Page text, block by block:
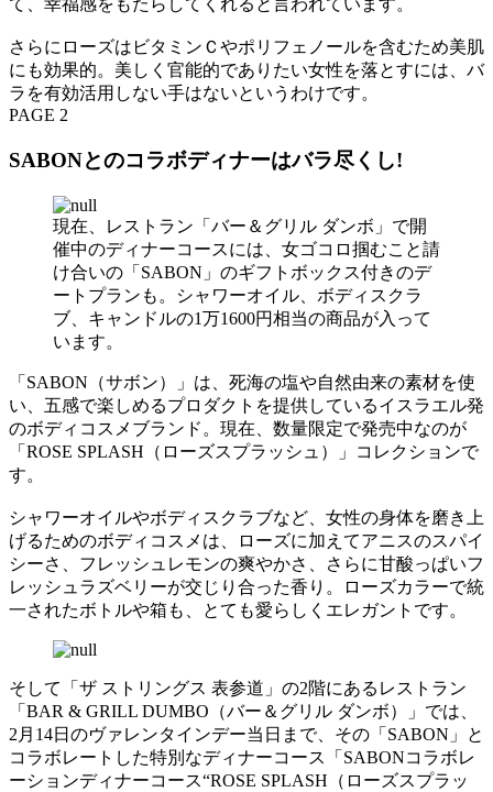
て、幸福感をもたらしてくれると言われています。
さらにローズはビタミンＣやポリフェノールを含むため美肌
にも効果的。美しく官能的でありたい女性を落とすには、バ
ラを有効活用しない手はないというわけです。
PAGE 2
SABONとのコラボディナーはバラ尽くし!
現在、レストラン「バー＆グリル ダンボ」で開
催中のディナーコースには、女ゴコロ掴むこと請
け合いの「SABON」のギフトボックス付きのデ
ートプランも。シャワーオイル、ボディスクラ
ブ、キャンドルの1万1600円相当の商品が入って
います。
「SABON（サボン）」は、死海の塩や自然由来の素材を使
い、五感で楽しめるプロダクトを提供しているイスラエル発
のボディコスメブランド。現在、数量限定で発売中なのが
「ROSE SPLASH（ローズスプラッシュ）」コレクションで
す。
シャワーオイルやボディスクラブなど、女性の身体を磨き上
げるためのボディコスメは、ローズに加えてアニスのスパイ
シーさ、フレッシュレモンの爽やかさ、さらに甘酸っぱいフ
レッシュラズベリーが交じり合った香り。ローズカラーで統
一されたボトルや箱も、とても愛らしくエレガントです。
そして「ザ ストリングス 表参道」の2階にあるレストラン
「BAR & GRILL DUMBO（バー＆グリル ダンボ）」では、
2月14日のヴァレンタインデー当日まで、その「SABON」と
コラボレートした特別なディナーコース「SABONコラボレ
ーションディナーコース“ROSE SPLASH（ローズスプラッ